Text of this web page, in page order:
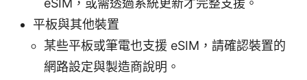
eSIM，或需透過系統更新才完整支援。
平板與其他裝置
某些平板或筆電也支援 eSIM，請確認裝置的
網路設定與製造商說明。